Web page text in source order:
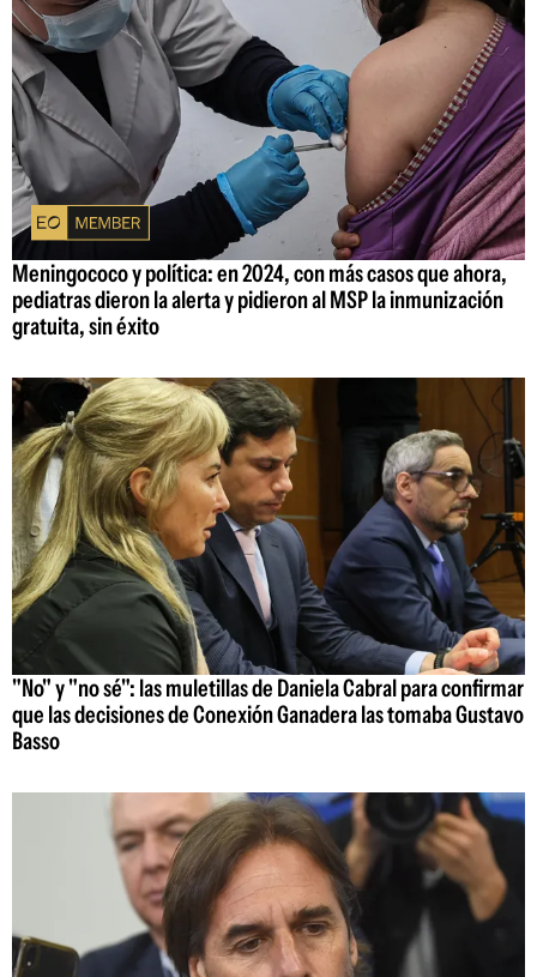
Meningococo y política: en 2024, con más casos que ahora,
pediatras dieron la alerta y pidieron al MSP la inmunización
gratuita, sin éxito
"No" y "no sé": las muletillas de Daniela Cabral para confirmar
que las decisiones de Conexión Ganadera las tomaba Gustavo
Basso